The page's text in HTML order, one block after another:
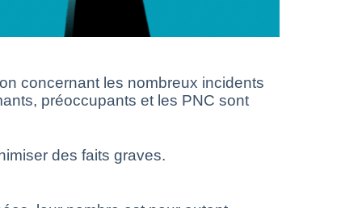
concernant les nombreux incidents
préoccupants et les PNC sont
des faits graves.